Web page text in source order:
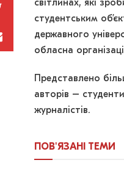
світлинах, які
студентським
державного
обласна
Представлено
авторів –
журналістів.
ПОВ'ЯЗАНІ ТЕМИ